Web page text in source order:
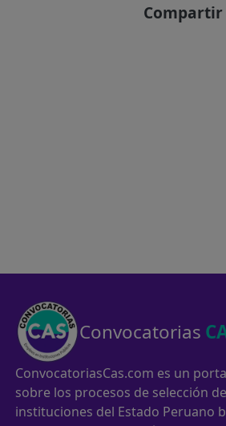
Compartir
Convocatorias
ConvocatoriasCas.com es un
sobre los procesos de selección
instituciones del Estado Peruano